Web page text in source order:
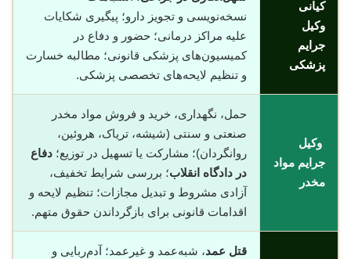
کیانی
وکیل
جرایم
پزشکی
نسخه‌نویسی و تجویز دارو؛ پیگیری شکایات
علیه مراکز درمانی؛ حضور و دفاع در
کمیسیون‌های پزشکی قانونی؛ مطالبه خسارت
و تنظیم لایحه‌های تخصصی پزشکی.
وکیل
جرایم مواد
مخدر
حمل، نگهداری، خرید و فروش مواد مخدر
صنعتی و سنتی (شیشه، تریاک، هروئین،
روانگردان)؛ مشارکت یا تسهیل در توزیع؛ دفاع
در دادگاه انقلاب؛ بررسی شرایط تخفیف،
آزادی مشروط و تبدیل مجازات؛ تنظیم لایحه و
اقدامات قانونی برای بازگرداندن حقوق متهم.
قتل عمد، شبه‌عمد و غیرعمد؛ آدم‌ربایی و